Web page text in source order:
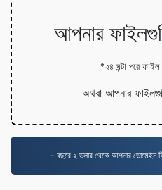
আপনার
*২৪ ঘন্টা পরে
অথবা আপনার
- বছরে ২ ডলার থেকে আপনার ডোমেইন